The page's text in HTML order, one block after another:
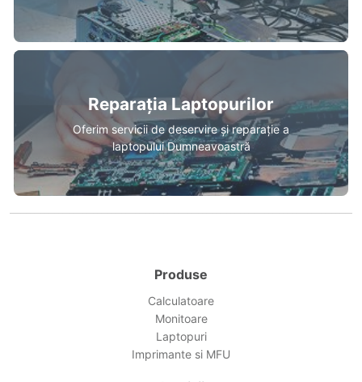
Reparația Laptopurilor
Oferim servicii de deservire și reparație a
laptopului Dumneavoastră
Produse
Calculatoare
Monitoare
Laptopuri
Imprimante si MFU